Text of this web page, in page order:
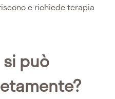
e richiede terapia
può